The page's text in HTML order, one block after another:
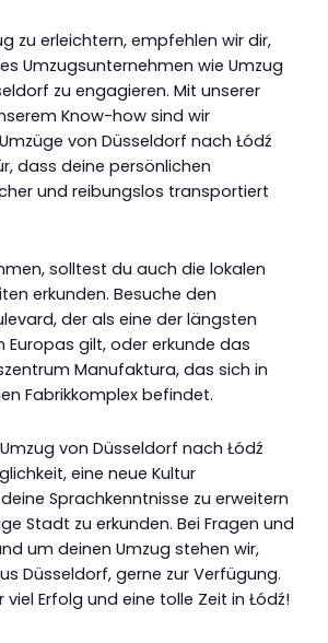
zu erleichtern, empfehlen wir dir,
Umzugsunternehmen wie Umzug
zu engagieren. Mit unserer
Know-how sind wir
von Düsseldorf nach Łódź
dass deine persönlichen
und reibungslos transportiert
solltest du auch die lokalen
erkunden. Besuche den
der als eine der längsten
Europas gilt, oder erkunde das
Manufaktura, das sich in
Fabrikkomplex befindet.
von Düsseldorf nach Łódź
eine neue Kultur
Sprachkenntnisse zu erweitern
Stadt zu erkunden. Bei Fragen und
um deinen Umzug stehen wir,
Düsseldorf, gerne zur Verfügung.
viel Erfolg und eine tolle Zeit in Łódź!